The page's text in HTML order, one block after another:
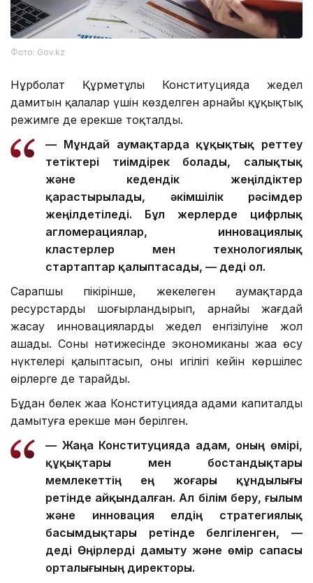
Фото: Gov.kz
Нұрболат Құрметұлы Конституцияда жедел
дамитын қалалар үшін көзделген арнайы құқықтық
режимге де ерекше тоқталды.
— Мұндай аумақтарда құқықтық реттеу
тетіктері тиімдірек болады, салықтық
және кедендік жеңілдіктер
қарастырылады, әкімшілік рәсімдер
жеңілдетіледі. Бұл жерлерде цифрлық
агломерациялар, инновациялық
кластерлер мен технологиялық
стартаптар қалыптасады, — деді ол.
Сарапшы пікірінше, жекелеген аумақтарда
ресурстарды шоғырландырып, арнайы жағдай
жасау инновациялардың жедел енгізілуіне жол
ашады. Соның нәтижесінде экономиканың жаңа өсу
нүктелері қалыптасып, оның игілігі кейін көршілес
өңірлерге де тарайды.
Бұдан бөлек жаңа Конституцияда адами капиталды
дамытуға ерекше мән берілген.
— Жаңа Конституцияда адам, оның өмірі,
құқықтары мен бостандықтары
мемлекеттің ең жоғары құндылығы
ретінде айқындалған. Ал білім беру, ғылым
және инновация елдің стратегиялық
басымдықтары ретінде белгіленген, —
деді Өңірлерді дамыту және өмір сапасы
орталығының директоры.